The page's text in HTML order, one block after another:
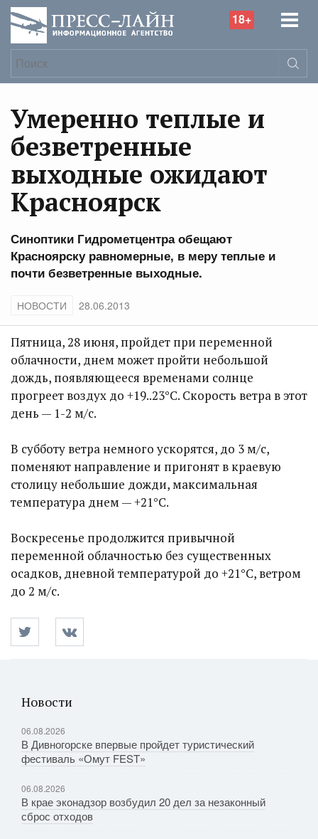
18+
Умеренно теплые и
безветренные
выходные ожидают
Красноярск
Синоптики Гидрометцентра обещают
Красноярску равномерные, в меру теплые и
почти безветренные выходные.
НОВОСТИ 28.06.2013
Пятница, 28 июня, пройдет при переменной
облачности, днем может пройти небольшой
дождь, появляющееся временами солнце
прогреет воздух до +19..23°C. Скорость ветра в этот
день — 1-2 м/с.
В субботу ветра немного ускорятся, до 3 м/с,
поменяют направление и пригонят в краевую
столицу небольшие дожди, максимальная
температура днем — +21°C.
Воскресенье продолжится привычной
переменной облачностью без существенных
осадков, дневной температурой до +21°C, ветром
до 2 м/с.
Новости
06.08.2026
В Дивногорске впервые пройдет туристический
фестиваль «Омут FEST»
06.08.2026
В крае эконадзор возбудил 20 дел за незаконный
сброс отходов